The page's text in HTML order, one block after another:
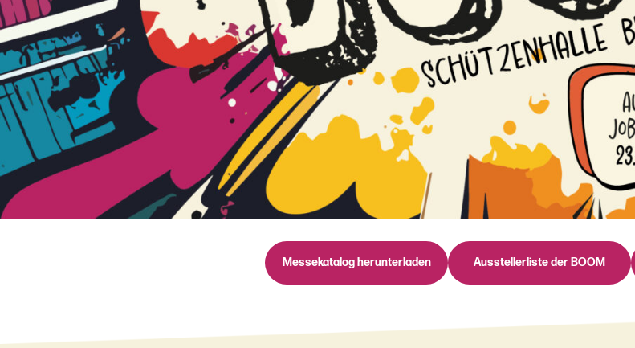
Messekatalog herunterladen Ausstellerliste der BOOM